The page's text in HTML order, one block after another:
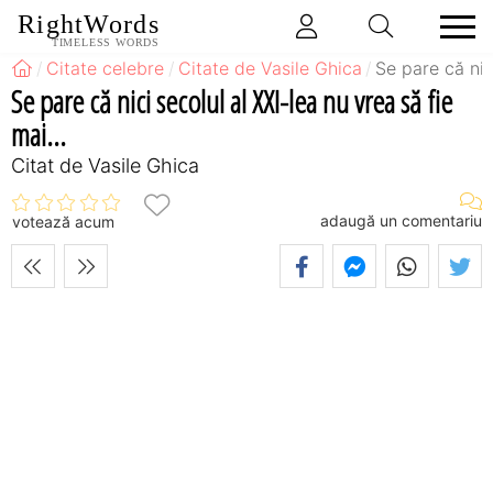
RightWords
TIMELESS WORDS
Citate celebre Citate de Vasile Ghica Se pare că
Se pare că nici secolul al XXI-lea nu vrea să fie
mai...
Citat de Vasile Ghica
votează acum adaugă un comentariu